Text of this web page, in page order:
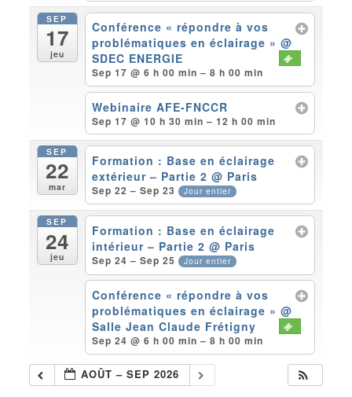
SEP
17
jeu
Conférence « répondre à vos
problématiques en éclairage »@
SDEC ENERGIE
Sep 17 @ 6 h 00 min – 8 h 00 min
Webinaire AFE-FNCCR
Sep 17 @ 10 h 30 min – 12 h 00 min
SEP
22
mar
Formation : Base en éclairage
extérieur – Partie 2@ Paris
Sep 22 – Sep 23 Jour entier
SEP
24
jeu
Formation : Base en éclairage
intérieur – Partie 2@ Paris
Sep 24 – Sep 25 Jour entier
Conférence « répondre à vos
problématiques en éclairage »@
Salle Jean Claude Frétigny
Sep 24 @ 6 h 00 min – 8 h 00 min
AOÛT – SEP 2026